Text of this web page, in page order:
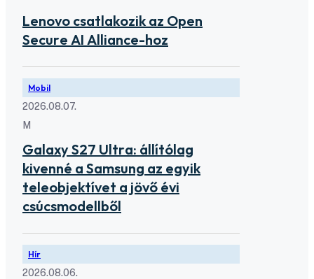
Lenovo csatlakozik az Open
Secure AI Alliance-hoz
Mobil
2026.08.07.
M
Galaxy S27 Ultra: állítólag
kivenné a Samsung az egyik
teleobjektívet a jövő évi
csúcsmodellből
Hír
2026.08.06.